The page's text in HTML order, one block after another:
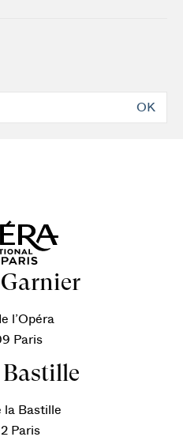
OK
l’Opéra
Paris
la Bastille
Paris